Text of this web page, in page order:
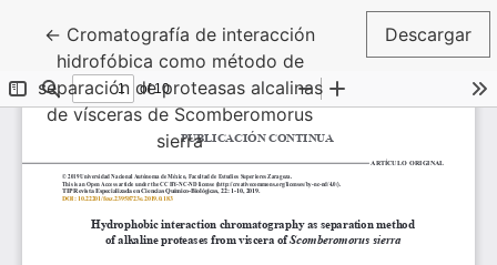
← Volver a los detalles del artículo
Cromatografía de interacción
hidrofóbica como método de
separación de proteasas alcalinas
de vísceras de Scomberomorus
sierra
Descargar